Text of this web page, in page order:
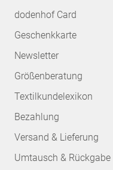
dodenhof Card
Geschenkkarte
Newsletter
Größenberatung
Textilkundelexikon
Bezahlung
Versand & Lieferung
Umtausch & Rückgabe